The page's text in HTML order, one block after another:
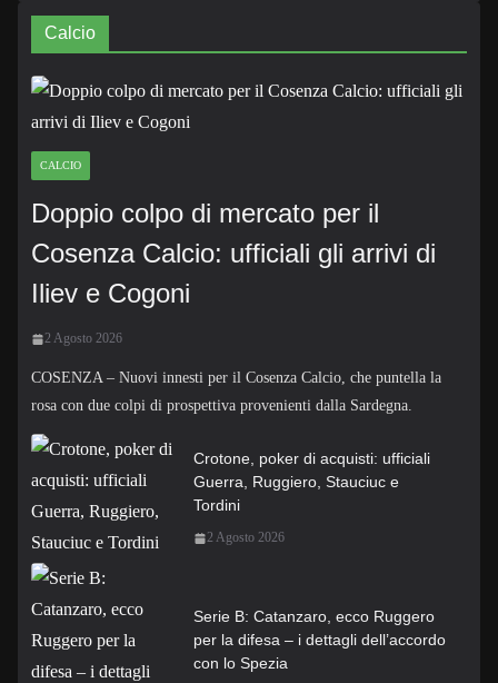
Calcio
CALCIO
Doppio colpo di mercato per il
Cosenza Calcio: ufficiali gli arrivi di
Iliev e Cogoni
2 Agosto 2026
COSENZA – Nuovi innesti per il Cosenza Calcio, che puntella la
rosa con due colpi di prospettiva provenienti dalla Sardegna.
Crotone, poker di acquisti: ufficiali
Guerra, Ruggiero, Stauciuc e
Tordini
2 Agosto 2026
Serie B: Catanzaro, ecco Ruggero
per la difesa – i dettagli dell’accordo
con lo Spezia